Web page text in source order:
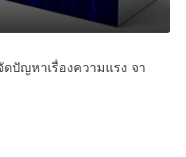
ปัญหาเรื่องความแรง จา